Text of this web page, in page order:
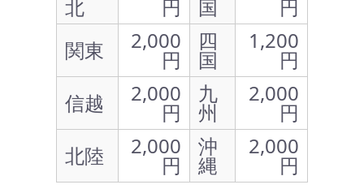
北 円 国
円
関東
2,000
円
四
国
1,200
円
信越
2,000
円
九
州
2,000
円
北陸
2,000
円
沖
縄
2,000
円